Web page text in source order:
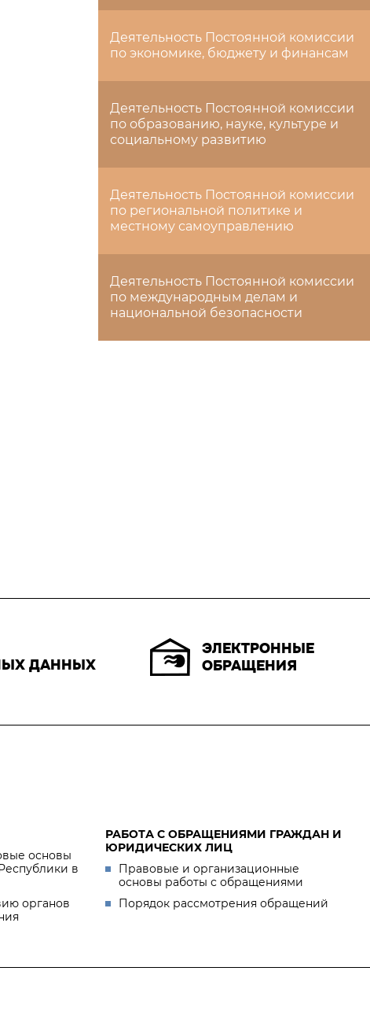
Деятельность Постоянной комиссии
по экономике, бюджету и финансам
Деятельность Постоянной комиссии
по образованию, науке, культуре и
социальному развитию
Деятельность Постоянной комиссии
по региональной политике и
местному самоуправлению
Деятельность Постоянной комиссии
по международным делам и
национальной безопасности
ДАННЫХ
ЭЛЕКТРОННЫЕ
ОБРАЩЕНИЯ
основы
в
органов
РАБОТА С ОБРАЩЕНИЯМИ ГРАЖДАН И
ЮРИДИЧЕСКИХ ЛИЦ
Правовые и организационные
основы работы с обращениями
Порядок рассмотрения обращений